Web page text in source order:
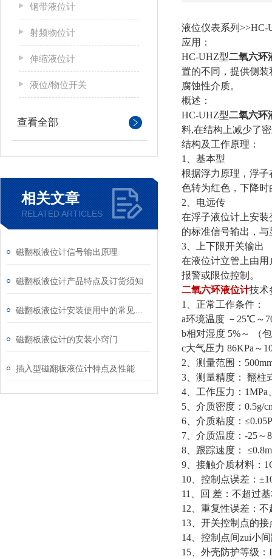
钢带液位计
射频物位计
伸缩液位计
液位/物位开关
查看全部
相关文章
RELATED ARTICLES
磁翻板液位计信号输出原理
磁翻板液位计产品特点及订货须知
磁翻板液位计的安装小窍门
插入型磁翻板液位计特点及性能
液位仪表系列>>HC-
应用：
HC-UHZ型二氧六环
置的不同，提供侧装
腐蚀性介质。
概述：
HC-UHZ型二氧六环
料,在结构上减少了
结构及工作原理：
1、基本型
根据浮力原理，浮
色转为红色，下降
2、电远传
在浮子液位计上安
的标准信号输出，
3、上下限开关输出
在液位计立管上由
报警或限位控制。
二氧六环液位计技术
1、正常工作条件：
a环境温度 －25℃～
b相对湿度 5%～ （
c大气压力 86KPa～
2、测量范围：
3、测量精度： 翻柱
4、工作压力：1MPa
5、介质密度：0.5g/
6、介质粘度：
7、介质温度：-25
8、跟踪速度：
9、接触介质材料：
10、控制点误差：
11、回 差：不超过
12、重复性误差：
13、开关控制点的
14、控制点间zui小
15、外壳防护等级：